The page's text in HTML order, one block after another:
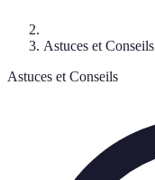
Astuces et Conseils
Astuces et Conseils